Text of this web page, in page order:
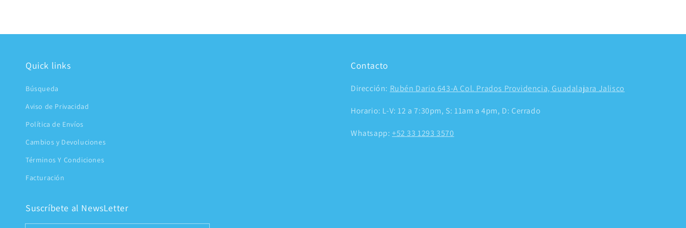
modal
Quick links
Búsqueda
Aviso de Privacidad
Política de Envíos
Cambios y Devoluciones
Términos Y Condiciones
Facturación
Contacto
Dirección: Rubén Dario 643-A Col. Prados Providencia, Guadalajara Jalisco
Horario: L-V: 12 a 7:30pm, S: 11am a 4pm, D: Cerrado
Whatsapp: +52 33 1293 3570
Suscríbete al NewsLetter